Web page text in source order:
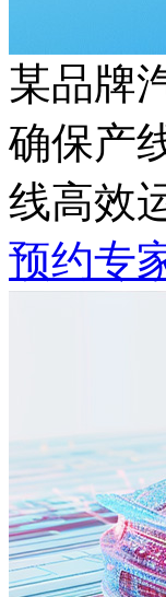
某品牌
确保产
线高效
预约专